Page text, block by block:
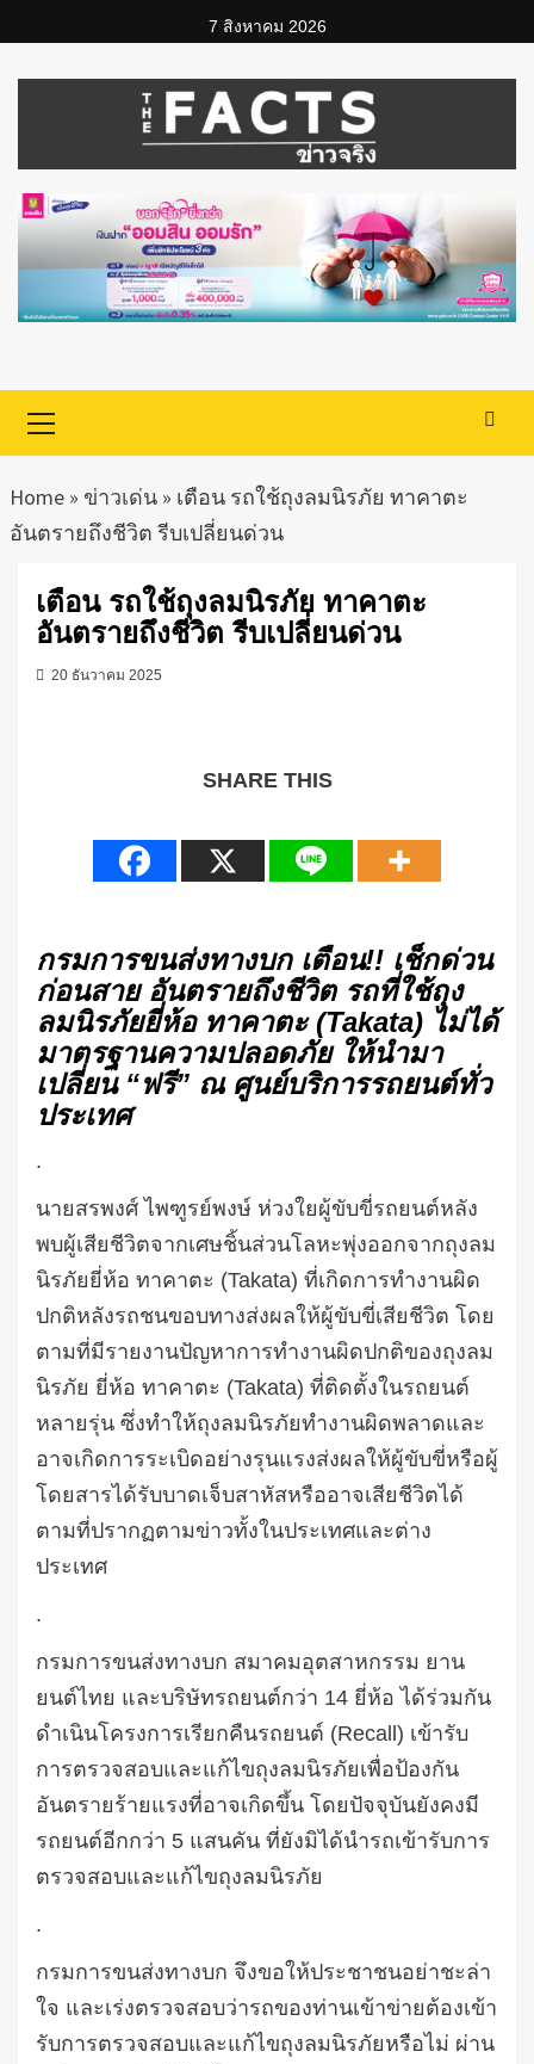
7 สิงหาคม 2026
Menu
Home» ข่าวเด่น» เตือน รถใช้ถุงลมนิรภัย ทาคาตะ
อันตรายถึงชีวิต รีบเปลี่ยนด่วน
เตือน รถใช้ถุงลมนิรภัย ทาคาตะ
อันตรายถึงชีวิต รีบเปลี่ยนด่วน
20 ธันวาคม 2025
SHARE THIS
กรมการขนส่งทางบก เตือน!! เช็กด่วน
ก่อนสาย อันตรายถึงชีวิต รถที่ใช้ถุง
ลมนิรภัยยี่ห้อ ทาคาตะ(Takata) ไม่ได้
มาตรฐานความปลอดภัย ให้นำมา
เปลี่ยน“ฟรี” ณ ศูนย์บริการรถยนต์ทั่ว
ประเทศ
.
นายสรพงศ์ ไพฑูรย์พงษ์ ห่วงใยผู้ขับขี่รถยนต์หลัง
พบผู้เสียชีวิตจากเศษชิ้นส่วนโลหะพุ่งออกจากถุงลม
นิรภัยยี่ห้อ ทาคาตะ (Takata) ที่เกิดการทำงานผิด
ปกติหลังรถชนขอบทางส่งผลให้ผู้ขับขี่เสียชีวิต โดย
ตามที่มีรายงานปัญหาการทำงานผิดปกติของถุงลม
นิรภัย ยี่ห้อ ทาคาตะ (Takata) ที่ติดตั้งในรถยนต์
หลายรุ่น ซึ่งทำให้ถุงลมนิรภัยทำงานผิดพลาดและ
อาจเกิดการระเบิดอย่างรุนแรงส่งผลให้ผู้ขับขี่หรือผู้
โดยสารได้รับบาดเจ็บสาหัสหรืออาจเสียชีวิตได้
ตามที่ปรากฏตามข่าวทั้งในประเทศและต่าง
ประเทศ
.
กรมการขนส่งทางบก สมาคมอุตสาหกรรม ยาน
ยนต์ไทย และบริษัทรถยนต์กว่า 14 ยี่ห้อ ได้ร่วมกัน
ดำเนินโครงการเรียกคืนรถยนต์ (Recall) เข้ารับ
การตรวจสอบและแก้ไขถุงลมนิรภัยเพื่อป้องกัน
อันตรายร้ายแรงที่อาจเกิดขึ้น โดยปัจจุบันยังคงมี
รถยนต์อีกกว่า 5 แสนคัน ที่ยังมิได้นำรถเข้ารับการ
ตรวจสอบและแก้ไขถุงลมนิรภัย
.
กรมการขนส่งทางบก จึงขอให้ประชาชนอย่าชะล่า
ใจ และเร่งตรวจสอบว่ารถของท่านเข้าข่ายต้องเข้า
รับการตรวจสอบและแก้ไขถุงลมนิรภัยหรือไม่ ผ่าน